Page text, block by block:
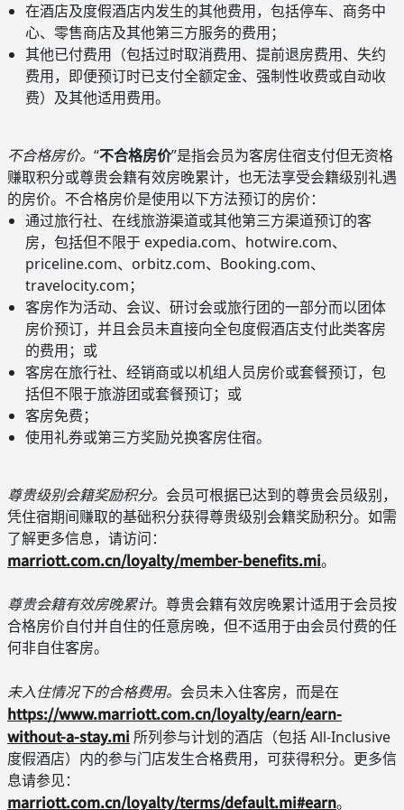
在酒店及度假酒店内发生的其他费用，包括停车、商务中
心、零售商店及其他第三方服务的费用；
其他已付费用（包括过时取消费用、提前退房费用、失约
费用，即便预订时已支付全额定金、强制性收费或自动收
费）及其他适用费用。
不合格房价。 “不合格房价”是指会员为客房住宿支付但无资格
赚取积分或尊贵会籍有效房晚累计，也无法享受会籍级别礼遇
的房价。不合格房价是使用以下方法预订的房价：
通过旅行社、在线旅游渠道或其他第三方渠道预订的客
房，包括但不限于 expedia.com、hotwire.com、
priceline.com、orbitz.com、Booking.com、
travelocity.com；
客房作为活动、会议、研讨会或旅行团的一部分而以团体
房价预订，并且会员未直接向全包度假酒店支付此类客房
的费用；或
客房在旅行社、经销商或以机组人员房价或套餐预订，包
括但不限于旅游团或套餐预订；或
客房免费；
使用礼券或第三方奖励兑换客房住宿。
尊贵级别会籍奖励积分。 会员可根据已达到的尊贵会员级别，
凭住宿期间赚取的基础积分获得尊贵级别会籍奖励积分。如需
了解更多信息，请访问：
marriott.com.cn/loyalty/member-benefits.mi。
尊贵会籍有效房晚累计。尊贵会籍有效房晚累计适用于会员按
合格房价自付并自住的任意房晚，但不适用于由会员付费的任
何非自住客房。
未入住情况下的合格费用。 会员未入住客房，而是在
https://www.marriott.com.cn/loyalty/earn/earn-
without-a-stay.mi 所列参与计划的酒店（包括 All-Inclusive
度假酒店）内的参与门店发生合格费用，可获得积分。更多信
息请参见：
marriott.com.cn/loyalty/terms/default.mi#earn。